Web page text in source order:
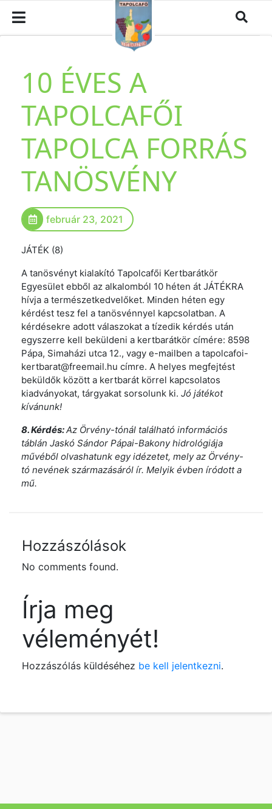
10 ÉVES A
TAPOLCAFŐI
TAPOLCA FORRÁS
TANÖSVÉNY
február 23, 2021
JÁTÉK (8)
A tanösvényt kialakító Tapolcafői Kertbarátkör
Egyesület ebből az alkalomból 10 héten át JÁTÉKRA
hívja a természetkedvelőket. Minden héten egy
kérdést tesz fel a tanösvénnyel kapcsolatban. A
kérdésekre adott válaszokat a tízedik kérdés után
egyszerre kell beküldeni a kertbarátkör címére: 8598
Pápa, Simaházi utca 12., vagy e-mailben a tapolcafoi-
kertbarat@freemail.hu címre. A helyes megfejtést
beküldők között a kertbarát körrel kapcsolatos
kiadványokat, tárgyakat sorsolunk ki. Jó játékot
kívánunk!
8. Kérdés:Az Örvény-tónál található információs
táblán Jaskó Sándor Pápai-Bakony hidrológiája
művéből olvashatunk egy idézetet, mely az Örvény-
tó nevének származásáról ír. Melyik évben íródott a
mű.
Hozzászólások
No comments found.
Írja meg
véleményét!
Hozzászólás küldéséhez be kell jelentkezni.